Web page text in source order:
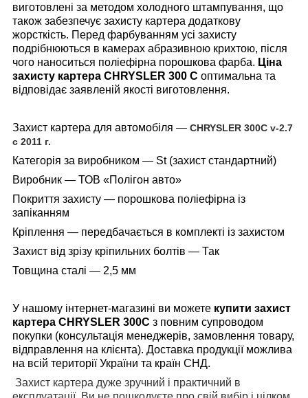
виготовлені за методом холодного штампування, що
також забезпечує захисту картера додаткову
жорсткість. Перед фарбуванням усі захисту
подрібнюються в камерах абразивною крихтою, після
чого наноситься поліефірна порошкова фарба. Ціна
захисту картера CHRYSLER 300 C оптимальна та
відповідає заявленій якості виготовлення.
Захист картера для автомобіля — CHRYSLER 300C v-2.7
с 2011 г.
Категорія за виробником — St (захист стандартний)
Виробник — ТОВ «Полігон авто»
Покриття захисту — порошкова поліефірна із
запіканням
Кріплення — передбачається в комплекті із захистом
Захист від зрізу кріпильних болтів — Так
Товщина сталі — 2,5 мм
У нашому інтернет-магазині ви можете купити захист
картера CHRYSLER 300C з повним супроводом
покупки (консультація менеджерів, замовлення товару,
відправлення на клієнта). Доставка продукції можлива
на всій території України та країн СНД.
Захист картера дуже зручний і практичний в